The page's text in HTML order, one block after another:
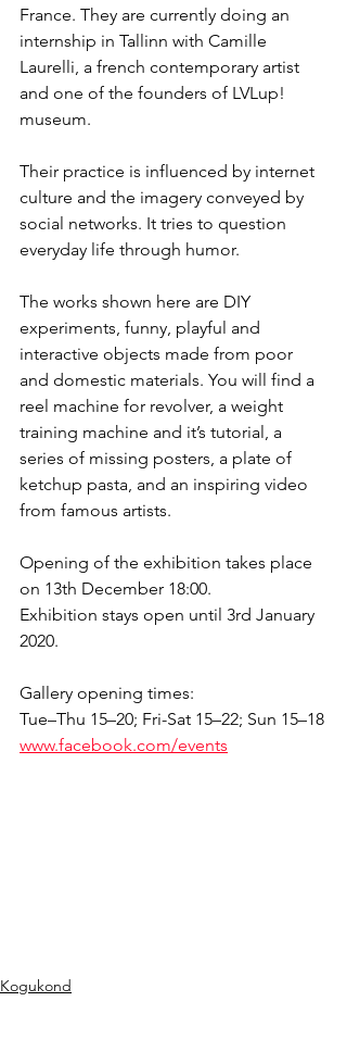
France. They are currently doing an
internship in Tallinn with Camille
Laurelli, a french contemporary artist
and one of the founders of LVLup!
museum.
Their practice is influenced by internet
culture and the imagery conveyed by
social networks. It tries to question
everyday life through humor.
The works shown here are DIY
experiments, funny, playful and
interactive objects made from poor
and domestic materials. You will find a
reel machine for revolver, a weight
training machine and it’s tutorial, a
series of missing posters, a plate of
ketchup pasta, and an inspiring video
from famous artists.
Opening of the exhibition takes place
on 13th December 18:00.
Exhibition stays open until 3rd January
2020.
Gallery opening times:
Tue–Thu 15–20; Fri-Sat 15–22; Sun 15–18
www.facebook.com/events
Kogukond